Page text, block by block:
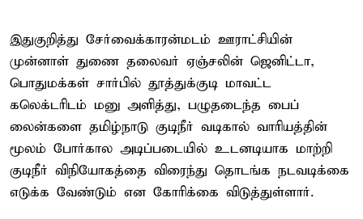
இதுகுறித்து சேர்வைக்காரன்மடம் ஊராட்சியின்
முன்னாள் துணை தலைவர் ஏஞ்சலின் ஜெனிட்டா,
பொதுமக்கள் சார்பில் தூத்துக்குடி மாவட்ட
கலெக்டரிடம் மனு அளித்து, பழுதடைந்த பைப்
லைன்களை தமிழ்நாடு குடிநீர் வடிகால் வாரியத்தின்
மூலம் போர்கால அடிப்படையில் உடனடியாக மாற்றி
குடிநீர் விநியோகத்தை விரைந்து தொடங்க நடவடிக்கை
எடுக்க வேண்டும் என கோரிக்கை விடுத்துள்ளார்.